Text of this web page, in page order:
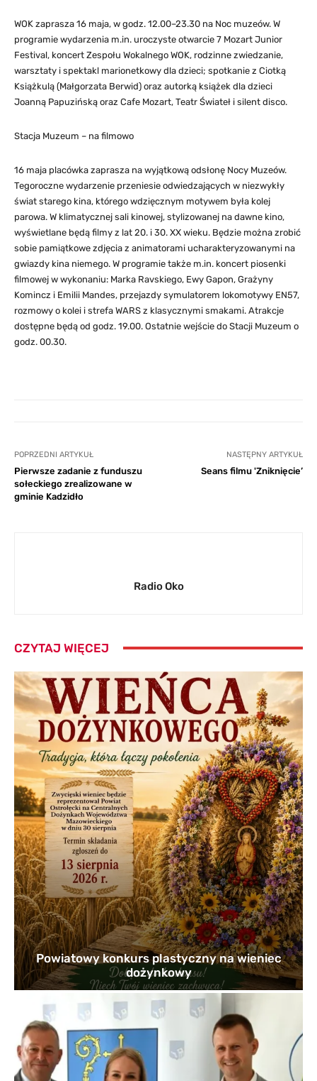
WOK zaprasza 16 maja, w godz. 12.00–23.30 na Noc muzeów. W
programie wydarzenia m.in. uroczyste otwarcie 7 Mozart Junior
Festival, koncert Zespołu Wokalnego WOK, rodzinne zwiedzanie,
warsztaty i spektakl marionetkowy dla dzieci; spotkanie z Ciotką
Książkulą (Małgorzata Berwid) oraz autorką książek dla dzieci
Joanną Papuzińską oraz Cafe Mozart, Teatr Świateł i silent disco.
Stacja Muzeum – na filmowo
16 maja placówka zaprasza na wyjątkową odsłonę Nocy Muzeów.
Tegoroczne wydarzenie przeniesie odwiedzających w niezwykły
świat starego kina, którego wdzięcznym motywem była kolej
parowa. W klimatycznej sali kinowej, stylizowanej na dawne kino,
wyświetlane będą filmy z lat 20. i 30. XX wieku. Będzie można zrobić
sobie pamiątkowe zdjęcia z animatorami ucharakteryzowanymi na
gwiazdy kina niemego. W programie także m.in. koncert piosenki
filmowej w wykonaniu: Marka Ravskiego, Ewy Gapon, Grażyny
Komincz i Emilii Mandes, przejazdy symulatorem lokomotywy EN57,
rozmowy o kolei i strefa WARS z klasycznymi smakami. Atrakcje
dostępne będą od godz. 19.00. Ostatnie wejście do Stacji Muzeum o
godz. 00.30.
POPRZEDNI ARTYKUŁ
Pierwsze zadanie z funduszu
sołeckiego zrealizowane w
gminie Kadzidło
NASTĘPNY ARTYKUŁ
Seans filmu 'Zniknięcie’
Radio Oko
CZYTAJ WIĘCEJ
Powiatowy konkurs plastyczny na wieniec
dożynkowy